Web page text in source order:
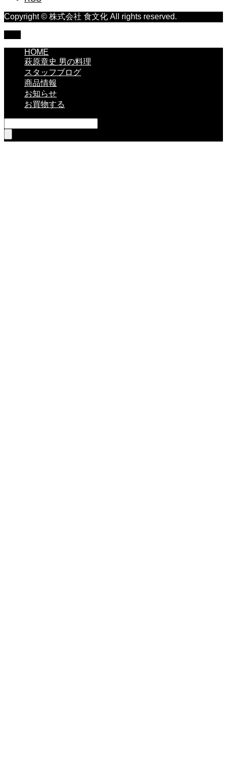
Copyright © 株式会社 食文化 All rights reserved.
HOME
萩原章史 男の料理
スタッフブログ
商品情報
お知らせ
お買物する